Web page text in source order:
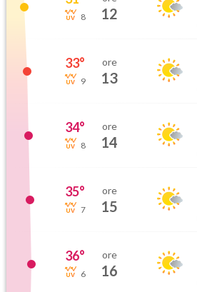
8 12
33°
9
ore
13
34°
8
ore
14
35°
7
ore
15
36°
6
ore
16